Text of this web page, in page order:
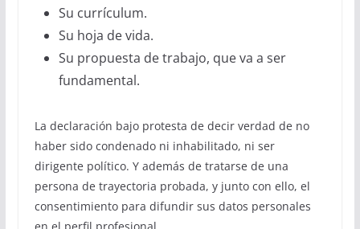
Su currículum.
Su hoja de vida.
Su propuesta de trabajo, que va a ser
fundamental.
La declaración bajo protesta de decir verdad de no
haber sido condenado ni inhabilitado, ni ser
dirigente político. Y además de tratarse de una
persona de trayectoria probada, y junto con ello, el
consentimiento para difundir sus datos personales